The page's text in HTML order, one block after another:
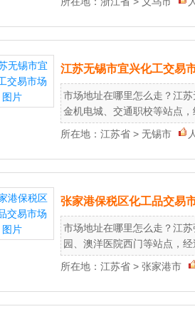
江苏无锡市宜兴化工交易
市场地址在哪里怎么走？江
金机电城、交通职校等站点
所在地： 江苏省 > 无锡市
张家港保税区化工品交易
市场地址在哪里怎么走？江
园、澳洋医院西门等站点，
所在地： 江苏省 > 张家港市